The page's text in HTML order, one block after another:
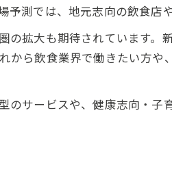
測では、地元志向の飲食店
拡大も期待されています
ら飲食業界で働きたい方
サービスや、健康志向・